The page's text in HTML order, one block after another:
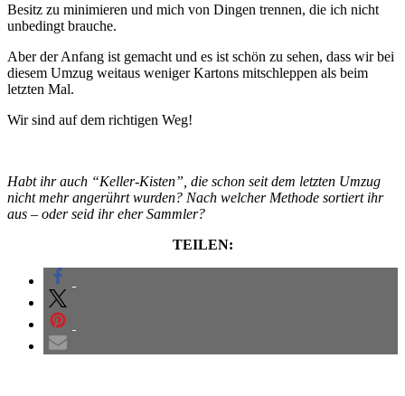
Besitz zu minimieren und mich von Dingen trennen, die ich nicht
unbedingt brauche.
Aber der Anfang ist gemacht und es ist schön zu sehen, dass wir bei
diesem Umzug weitaus weniger Kartons mitschleppen als beim
letzten Mal.
Wir sind auf dem richtigen Weg!
Habt ihr auch “Keller-Kisten”, die schon seit dem letzten Umzug
nicht mehr angerührt wurden? Nach welcher Methode sortiert ihr
aus – oder seid ihr eher Sammler?
TEILEN: